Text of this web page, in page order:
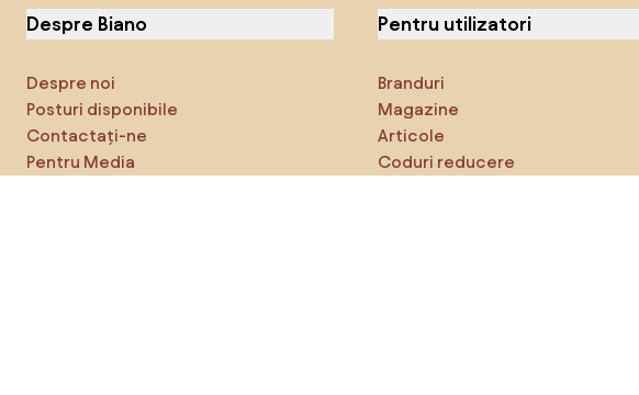
Despre Biano
Despre noi
Posturi disponibile
Contactați-ne
Pentru Media
Pentru utilizatori
Branduri
Magazine
Articole
Coduri reducere